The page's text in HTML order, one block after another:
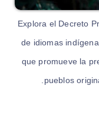
Explora el Decreto
de idiomas
que promueve la
pueblos